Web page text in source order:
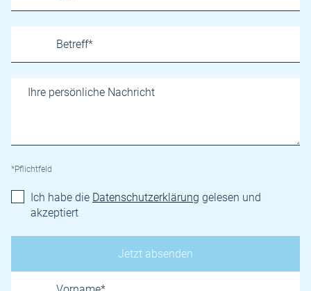
*Pflichtfeld
Ich habe die Datenschutzerklärung gelesen und
akzeptiert